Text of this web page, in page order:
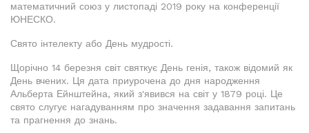
математичний союз у листопаді 2019 року на конференції
ЮНЕСКО.
Свято інтелекту або День мудрості.
Щорічно 14 березня світ святкує День генія, також відомий як
День вчених. Ця дата приурочена до дня народження
Альберта Ейнштейна, який з'явився на світ у 1879 році. Це
свято слугує нагадуванням про значення задавання запитань
та прагнення до знань.